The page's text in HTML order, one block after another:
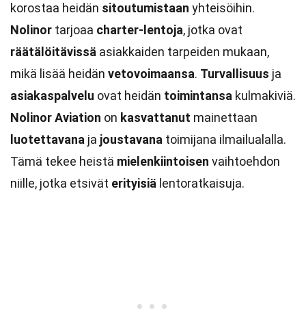
korostaa heidän sitoutumistaan yhteisöihin.
Nolinor tarjoaa charter-lentoja, jotka ovat
räätälöitävissä asiakkaiden tarpeiden mukaan,
mikä lisää heidän vetovoimaansa. Turvallisuus ja
asiakaspalvelu ovat heidän toimintansa kulmakiviä.
Nolinor Aviation on kasvattanut mainettaan
luotettavana ja joustavana toimijana ilmailualalla.
Tämä tekee heistä mielenkiintoisen vaihtoehdon
niille, jotka etsivät erityisiä lentoratkaisuja.